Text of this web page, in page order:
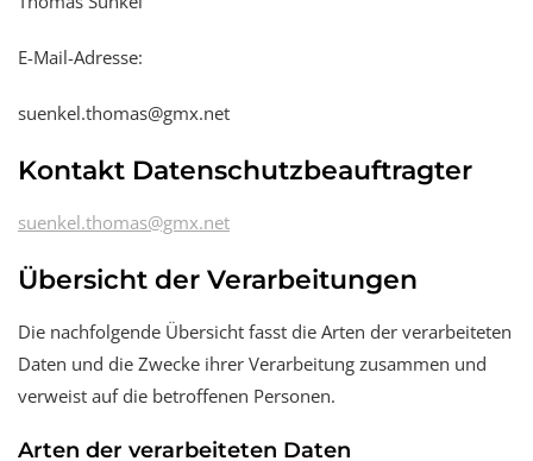
E-Mail-Adresse:
suenkel.thomas@gmx.net
Kontakt Datenschutzbeauftragter
suenkel.thomas@gmx.net
Übersicht der Verarbeitungen
Die nachfolgende Übersicht fasst die Arten der verarbeiteten
Daten und die Zwecke ihrer Verarbeitung zusammen und
verweist auf die betroffenen Personen.
Arten der verarbeiteten Daten